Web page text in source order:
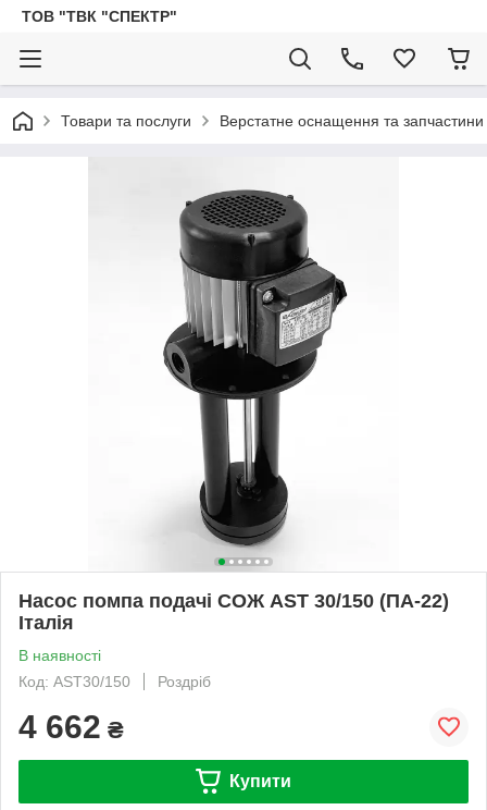
ТОВ "ТВК "СПЕКТР"
Товари та послуги Верстатне оснащення та запчастини
Насос помпа подачі СОЖ AST 30/150 (ПА-22)
Італія
В наявності
Код: AST30/150
Роздріб
4 662 ₴
Купити